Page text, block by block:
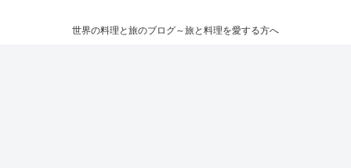
世界の料理と旅のブログ～旅と料理を愛する方へ